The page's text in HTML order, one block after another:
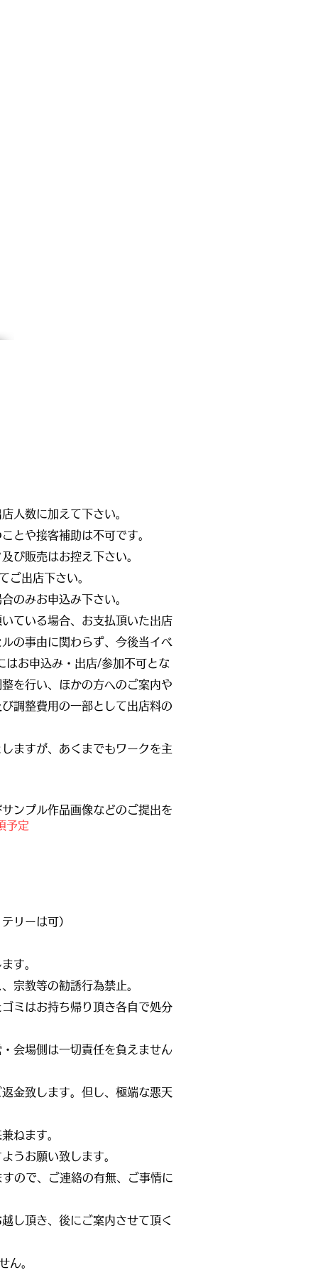
人数に加えて下さい。
とや接客補助は不可です。
び販売はお控え下さい。
ご出店下さい。
のみお申込み下さい。
ている場合、お支払頂いた出店
の事由に関わらず、今後当イベ
はお申込み・出店/参加不可とな
を行い、ほかの方へのご案内や
調整費用の一部として出店料の
ますが、あくまでもワークを主
ンプル作品画像などのご提出を
予定
リーは可）
す。
宗教等の勧誘行為禁止。
ミはお持ち帰り頂き各自で処分
会場側は一切責任を負えません
金致します。但し、極端な悪天
ねます。
うお願い致します。
ので、ご連絡の有無、ご事情に
し頂き、後にご案内させて頂く
ん。